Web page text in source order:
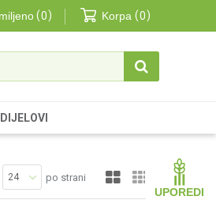
0 Korpa 0
UPOREDI
po strani